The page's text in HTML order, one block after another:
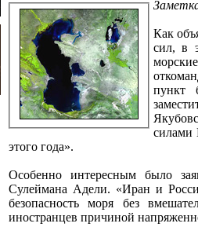
Как
сил, в
пункт
силами
этого года».
Особенно интересным было
Сулеймана Адели. «Иран и
безопасность моря без
иностранцев причиной